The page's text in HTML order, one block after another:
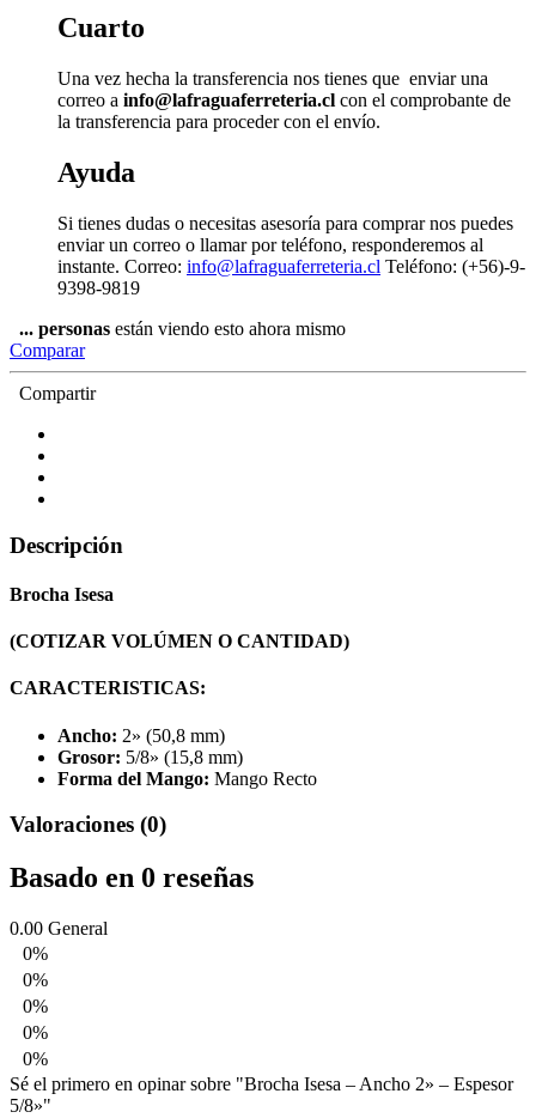
Cuarto
Una vez hecha la transferencia nos tienes que enviar una
correo a info@lafraguaferreteria.cl con el comprobante de
la transferencia para proceder con el envío.
Ayuda
Si tienes dudas o necesitas asesoría para comprar nos puedes
enviar un correo o llamar por teléfono, responderemos al
instante. Correo: info@lafraguaferreteria.cl Teléfono: (+56)-9-
9398-9819
... personas están viendo esto ahora mismo
Comparar
Compartir
Descripción
Brocha Isesa
(COTIZAR VOLÚMEN O CANTIDAD)
CARACTERISTICAS:
Ancho: 2» (50,8 mm)
Grosor: 5/8» (15,8 mm)
Forma del Mango: Mango Recto
Valoraciones (0)
Basado en 0 reseñas
0.00 General
0%
0%
0%
0%
0%
Sé el primero en opinar sobre "Brocha Isesa – Ancho 2» – Espesor
5/8»"